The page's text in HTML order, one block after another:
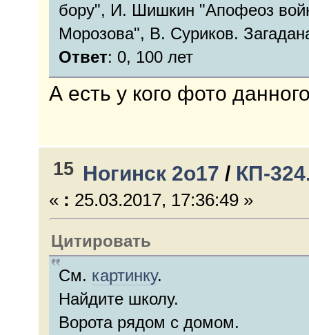
бору", И. Шишкин "Апофеоз
Морозова", В. Суриков.
Ответ: 0, 100 лет
А есть у кого фото
15 Ногинск 2о17 / КП-
« : 25.03.2017, 17:36:49 »
Цитировать
См. картинку.
Найдите школу.
Ворота рядом с домом.